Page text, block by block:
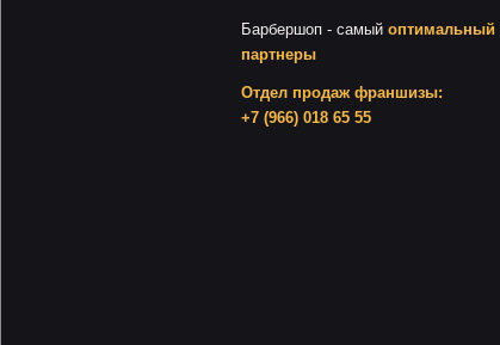
Барбершоп - самыйоптимальный
партнеры
Отдел продаж франшизы:
+7 (966) 018 65 55